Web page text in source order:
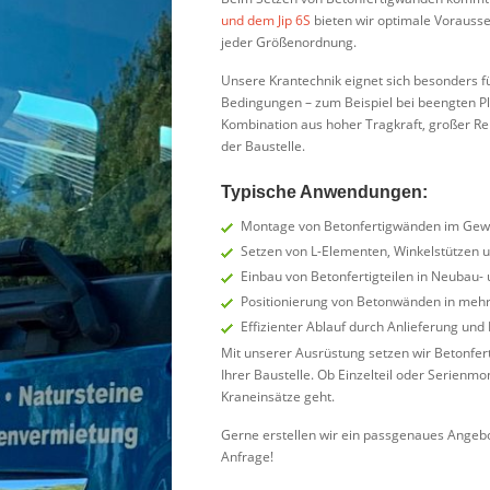
und dem Jip 6S bieten wir optimale
jeder Größenordnung.
Unsere Krantechnik eignet sich besonders
Bedingungen – zum Beispiel bei beengten
Kombination aus hoher Tragkraft, großer
der Baustelle.
Typische Anwendungen:
Montage von Betonfertigwänden im
Setzen von L-Elementen, Winkelstützen
Einbau von Betonfertigteilen in
Positionierung von Betonwänden in
Effizienter Ablauf durch Anlieferung
Mit unserer Ausrüstung setzen wir
Ihrer Baustelle. Ob Einzelteil oder
Kraneinsätze geht.
Gerne erstellen wir ein passgenaues
Anfrage!